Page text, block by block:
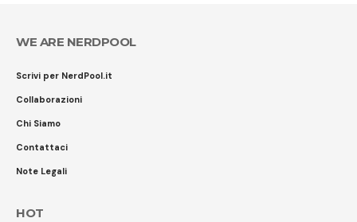
WE ARE NERDPOOL
Scrivi per NerdPool.it
Collaborazioni
Chi Siamo
Contattaci
Note Legali
HOT